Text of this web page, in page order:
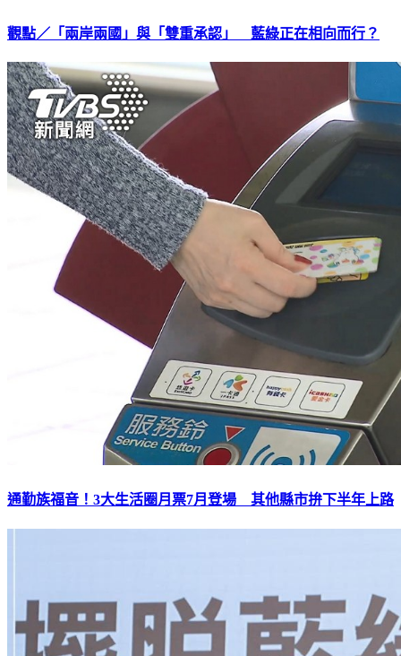
觀點／「兩岸兩國」與「雙重承認」 藍綠正在相向而行？
通勤族福音！3大生活圈月票7月登場 其他縣市拚下半年上路